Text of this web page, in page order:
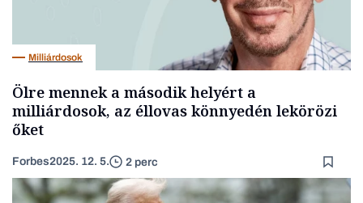
Milliárdosok
Ölre mennek a második helyért a
milliárdosok, az éllovas könnyedén lekörözi
őket
Forbes2025. 12. 5. 2 perc